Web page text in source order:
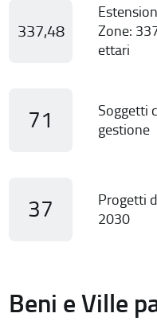
337,48
Zone:
ettari
71
Soggetti
gestione
37
Progetti
2030
Beni e Ville